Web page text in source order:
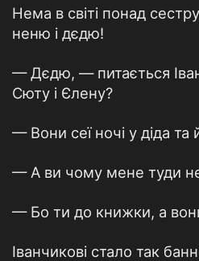
Нема в світі понад
неню і дєдю!
— Дєдю, — питається
Сюту і Єлену?
— Вони сеї ночі у діда
— А ви чому мене туди
— Бо ти до книжки, а
Іванчикові стало так